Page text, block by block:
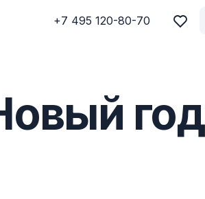
+7 495 120-80-70
год